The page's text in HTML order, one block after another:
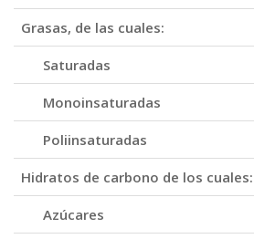
Grasas, de las cuales:
Saturadas
Monoinsaturadas
Poliinsaturadas
Hidratos de carbono de los cuales:
Azúcares